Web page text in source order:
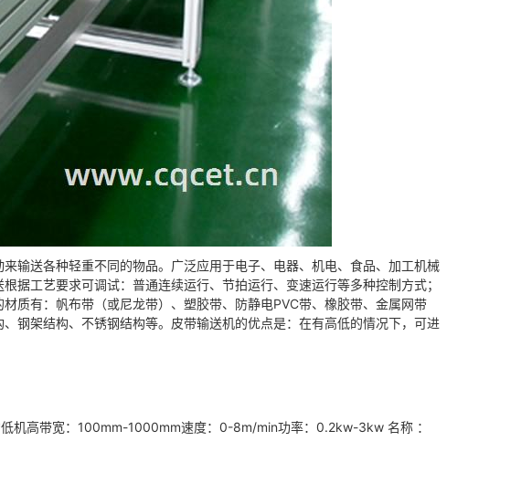
输送各种轻重不同的物品。广泛应用于电子、电器、机电、食品、加工机械
据工艺要求可调试：普通连续运行、节拍运行、变速运行等多种控制方式；
质有：帆布带（或尼龙带）、塑胶带、防静电PVC带、橡胶带、金属网带
钢架结构、不锈钢结构等。皮带输送机的优点是：在有高低的情况下，可进
高带宽：100mm-1000mm速度：0-8m/min功率：0.2kw-3kw 名称 ：